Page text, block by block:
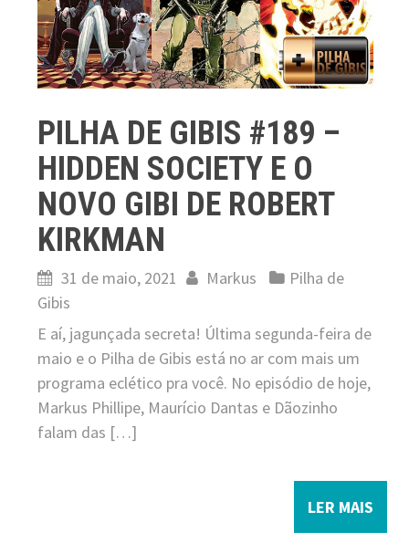
PILHA DE GIBIS #189 –
HIDDEN SOCIETY E O
NOVO GIBI DE ROBERT
KIRKMAN
31 de maio, 2021 Markus
Pilha de
Gibis
E aí, jagunçada secreta! Última segunda-feira de
maio e o Pilha de Gibis está no ar com mais um
programa eclético pra você. No episódio de hoje,
Markus Phillipe, Maurício Dantas e Dãozinho
falam das […]
LER MAIS